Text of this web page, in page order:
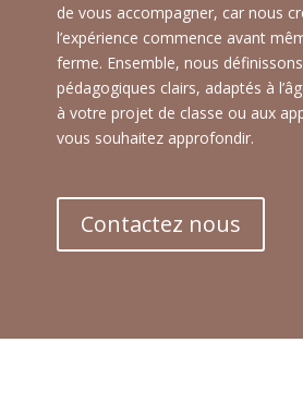
de vous accompagner, car nous
l’expérience commence avant
ferme. Ensemble, nous
pédagogiques clairs, adaptés à
à votre projet de classe ou aux
vous souhaitez approfondir.
Contactez nous